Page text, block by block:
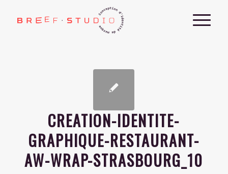
CREATION-IDENTITE-
GRAPHIQUE-RESTAURANT-
AW-WRAP-STRASBOURG_10